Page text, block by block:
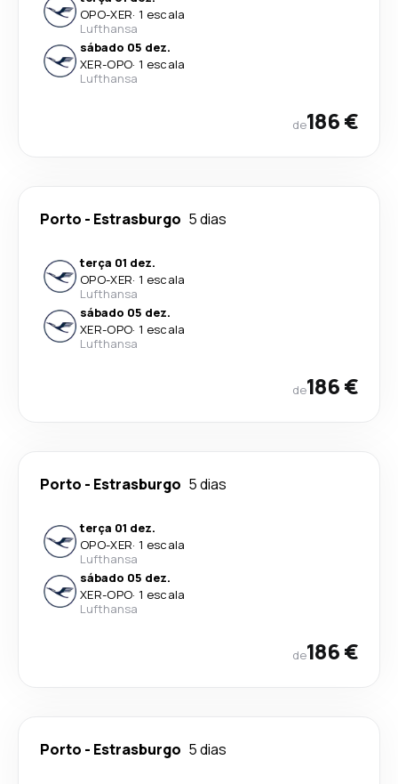
OPO-XER· 1 escala
Lufthansa
sábado 05 dez.
XER-OPO· 1 escala
Lufthansa
de186 €
Porto - Estrasburgo 5 dias
terça 01 dez.
OPO-XER· 1 escala
Lufthansa
sábado 05 dez.
XER-OPO· 1 escala
Lufthansa
de186 €
Porto - Estrasburgo 5 dias
terça 01 dez.
OPO-XER· 1 escala
Lufthansa
sábado 05 dez.
XER-OPO· 1 escala
Lufthansa
de186 €
Porto - Estrasburgo 5 dias